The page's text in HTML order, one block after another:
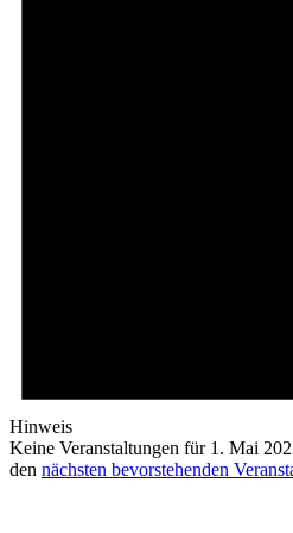
Hinweis
Keine Veranstaltungen für 1. Mai
den nächsten bevorstehenden